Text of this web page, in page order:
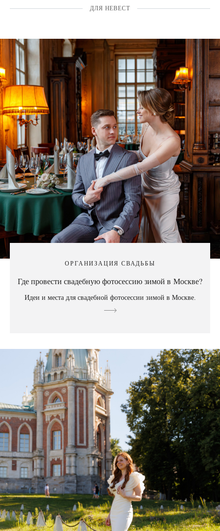
ДЛЯ НЕВЕСТ
ОРГАНИЗАЦИЯ СВАДЬБЫ
Где провести свадебную фотосессию зимой в Москве?
Идеи и места для свадебной фотосессии зимой в Москве.